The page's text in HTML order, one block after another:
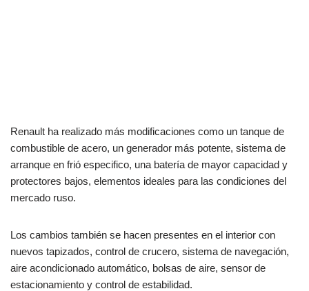
Renault ha realizado más modificaciones como un tanque de
combustible de acero, un generador más potente, sistema de
arranque en frió especifico, una batería de mayor capacidad y
protectores bajos, elementos ideales para las condiciones del
mercado ruso.
Los cambios también se hacen presentes en el interior con
nuevos tapizados, control de crucero, sistema de navegación,
aire acondicionado automático, bolsas de aire, sensor de
estacionamiento y control de estabilidad.